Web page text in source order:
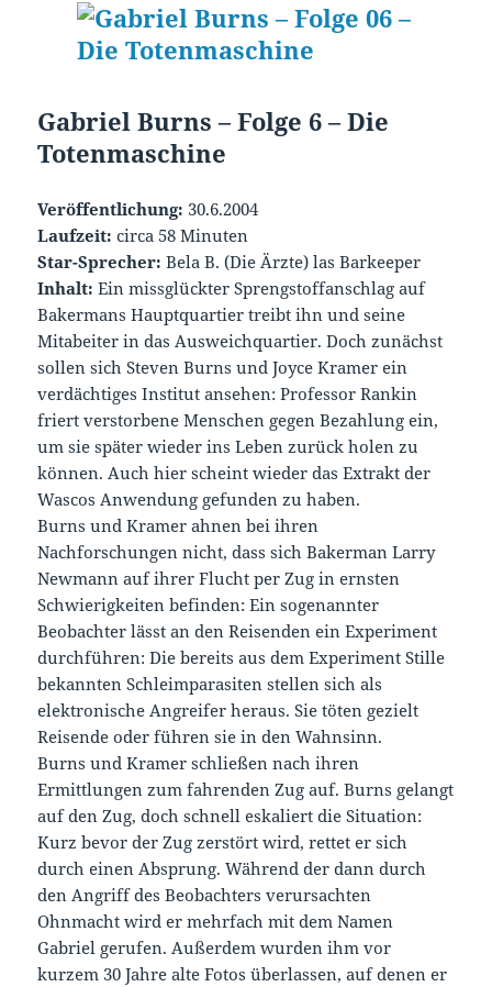
Gabriel Burns – Folge 6 – Die
Totenmaschine
Veröffentlichung: 30.6.2004
Laufzeit: circa 58 Minuten
Star-Sprecher: Bela B. (Die Ärzte) las Barkeeper
Inhalt: Ein missglückter Sprengstoffanschlag auf
Bakermans Hauptquartier treibt ihn und seine
Mitabeiter in das Ausweichquartier. Doch zunächst
sollen sich Steven Burns und Joyce Kramer ein
verdächtiges Institut ansehen: Professor Rankin
friert verstorbene Menschen gegen Bezahlung ein,
um sie später wieder ins Leben zurück holen zu
können. Auch hier scheint wieder das Extrakt der
Wascos Anwendung gefunden zu haben.
Burns und Kramer ahnen bei ihren
Nachforschungen nicht, dass sich Bakerman Larry
Newmann auf ihrer Flucht per Zug in ernsten
Schwierigkeiten befinden: Ein sogenannter
Beobachter lässt an den Reisenden ein Experiment
durchführen: Die bereits aus dem Experiment Stille
bekannten Schleimparasiten stellen sich als
elektronische Angreifer heraus. Sie töten gezielt
Reisende oder führen sie in den Wahnsinn.
Burns und Kramer schließen nach ihren
Ermittlungen zum fahrenden Zug auf. Burns gelangt
auf den Zug, doch schnell eskaliert die Situation:
Kurz bevor der Zug zerstört wird, rettet er sich
durch einen Absprung. Während der dann durch
den Angriff des Beobachters verursachten
Ohnmacht wird er mehrfach mit dem Namen
Gabriel gerufen. Außerdem wurden ihm vor
kurzem 30 Jahre alte Fotos überlassen, auf denen er